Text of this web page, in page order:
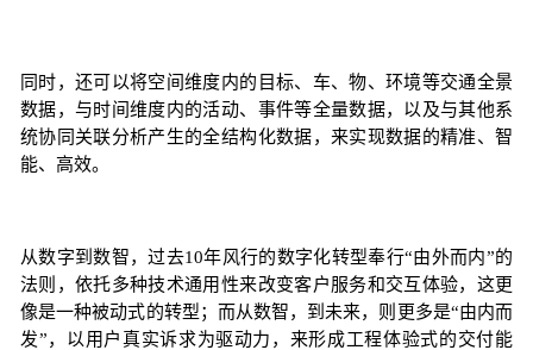
同时，还可以将空间维度内的目标、车、物、环境等交通全景
数据，与时间维度内的活动、事件等全量数据，以及与其他系
统协同关联分析产生的全结构化数据，来实现数据的精准、智
能、高效。
从数字到数智，过去10年风行的数字化转型奉行“由外而内”的
法则，依托多种技术通用性来改变客户服务和交互体验，这更
像是一种被动式的转型；而从数智，到未来，则更多是“由内而
发”，以用户真实诉求为驱动力，来形成工程体验式的交付能